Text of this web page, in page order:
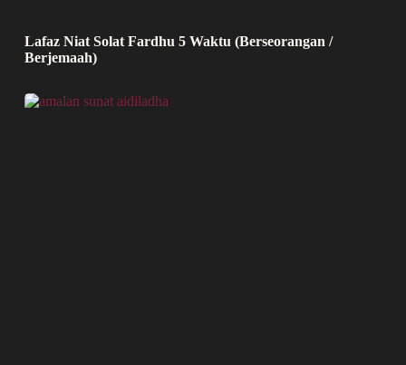
Lafaz Niat Solat Fardhu 5 Waktu (Berseorangan /
Berjemaah)